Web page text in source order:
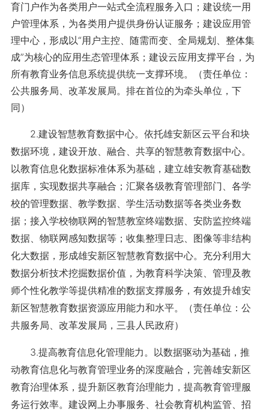
育门户作为各类用户一站式全流程服务入口；建设统一用
户管理体系，为各类用户提供身份认证服务；建设应用管
理中心，形成以“用户主控、随需而变、全局规划、整体集
成”为核心的应用生态管理体系；建设云应用支撑平台，为
所有教育业务信息系统提供统一支撑环境。（责任单位：
公共服务局、改革发展局。排在首位的为牵头单位，下
同）
2.建设智慧教育数据中心。依托雄安新区云平台和块
数据环境，建设开放、融合、共享的智慧教育数据中心。
以教育信息化数据标准体系为基础，建立雄安教育基础数
据库，实现数据共享融合；汇聚各级教育管理部门、各学
校的管理数据、教学数据、学生活动数据等各类业务数
据；接入学校物联网的智慧教室终端数据、安防监控终端
数据、物联网感知数据等；收集整理日志、图像等非结构
化大数据，形成雄安新区智慧教育数据中心。充分利用大
数据分析技术挖掘数据价值，为教育科学决策、管理及教
师个性化教学等提供精准的数据支撑服务，有效提升雄安
新区智慧教育数据资源应用能力和水平。（责任单位：公
共服务局、改革发展局，三县人民政府）
3.提高教育信息化管理能力。以数据驱动为基础，推
动教育信息化与教育管理业务的深度融合，完善雄安新区
教育治理体系，提升新区教育治理能力，提高教育管理服
务运行效率。建设网上办事服务、社会教育机构监管、招